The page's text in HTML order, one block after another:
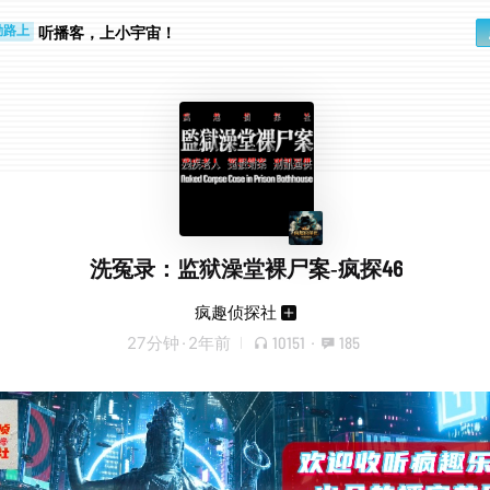
上 听播客，上小宇宙！
洗冤录：监狱澡堂裸尸案-疯探46
疯趣侦探社
27分钟 · 2年前 10151 · 185